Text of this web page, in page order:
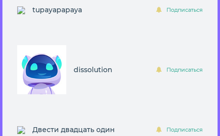
tupayapapaya Подписаться
dissolution Подписаться
Двести двадцать один Подписаться